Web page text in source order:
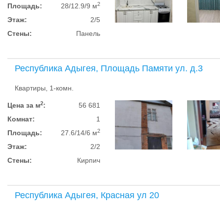
Площадь:
28/12.9/9 м2
Этаж:
2/5
Стены:
Панель
Республика Адыгея, Площадь Памяти ул. д.3
Квартиры, 1-комн.
Цена за м2:
56 681
Комнат:
1
Площадь:
27.6/14/6 м2
Этаж:
2/2
Стены:
Кирпич
Республика Адыгея, Красная ул 20